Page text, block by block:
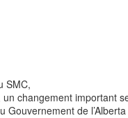
SMC,
changement important
Gouvernement de